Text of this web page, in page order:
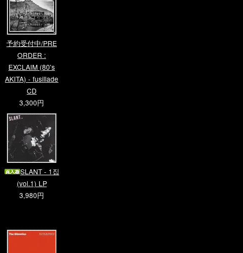
予約受付中/PRE
ORDER :
EXCLAIM (80's
AKITA) - fusillade
CD
3,300円
SLANT - 1집
(vol.1) LP
3,980円